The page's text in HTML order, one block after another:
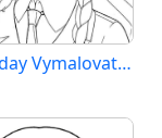
Wednesday Vymalovatelné pro Děti